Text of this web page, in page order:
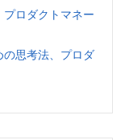
プロダクトマネー
思考法、プロダ